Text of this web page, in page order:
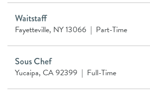
Waitstaff
Fayetteville, NY 13066 | Part-Time
Sous Chef
Yucaipa, CA 92399 | Full-Time